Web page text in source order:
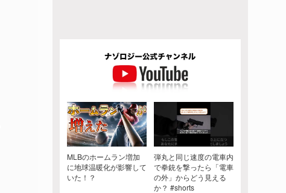
MLBのホームラン増加
に地球温暖化が影響して
いた！？
弾丸と同じ速度の電車内
で拳銃を撃ったら「電車
の外」からどう見える
か？ #shorts